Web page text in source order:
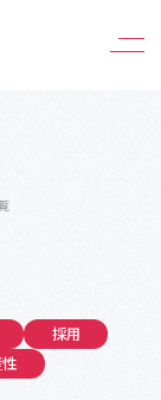
採用